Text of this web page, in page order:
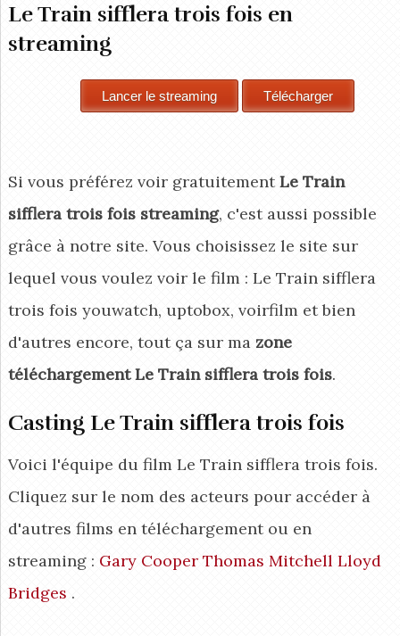
Le Train sifflera trois fois en
streaming
Si vous préférez voir gratuitementLe Train
sifflera trois fois streaming, c'est aussi possible
grâce à notre site. Vous choisissez le site sur
lequel vous voulez voir le film : Le Train sifflera
trois fois youwatch, uptobox, voirfilm et bien
d'autres encore, tout ça sur ma zone
téléchargement Le Train sifflera trois fois.
Casting Le Train sifflera trois fois
Voici l'équipe du film Le Train sifflera trois fois.
Cliquez sur le nom des acteurs pour accéder à
d'autres films en téléchargement ou en
streaming : Gary Cooper Thomas Mitchell Lloyd
Bridges .